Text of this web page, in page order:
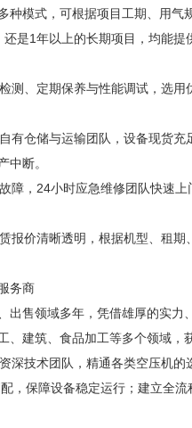
种模式，可根据项目工期、用
是1年以上的长期项目，均能提
测、定期保养与性能调试，选
有仓储与运输团队，设备现货
中断。
障，24小时应急维修团队快速
报价清晰透明，根据机型、租
务商
出售领域多年，凭借雄厚的实
建筑、食品加工等多个领域，
深技术团队，精通各类空压机
，保障设备稳定运行；建立全